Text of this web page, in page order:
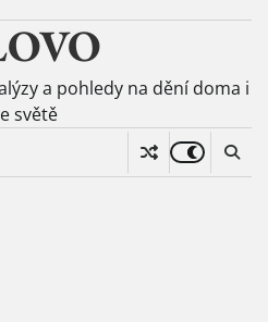
a pohledy na dění doma i
světě